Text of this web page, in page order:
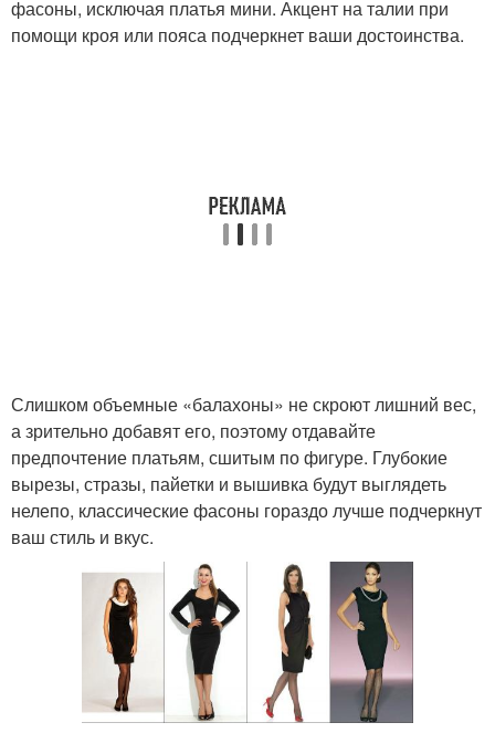
фасоны, исключая платья мини. Акцент на талии при
помощи кроя или пояса подчеркнет ваши достоинства.
Слишком объемные «балахоны» не скроют лишний вес,
а зрительно добавят его, поэтому отдавайте
предпочтение платьям, сшитым по фигуре. Глубокие
вырезы, стразы, пайетки и вышивка будут выглядеть
нелепо, классические фасоны гораздо лучше подчеркнут
ваш стиль и вкус.